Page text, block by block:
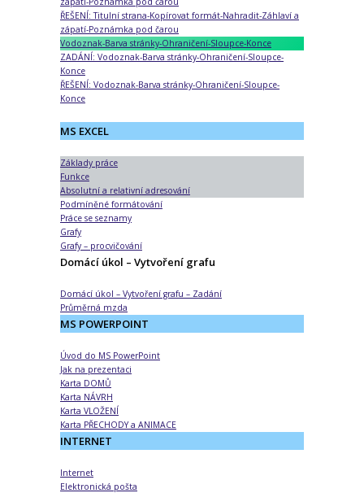
ŘEŠENÍ: Titulní strana-Kopírovat formát-Nahradit-Záhlaví a
zápatí-Poznámka pod čarou
Vodoznak-Barva stránky-Ohraničení-Sloupce-Konce
ZADÁNÍ: Vodoznak-Barva stránky-Ohraničení-Sloupce-
Konce
ŘEŠENÍ: Vodoznak-Barva stránky-Ohraničení-Sloupce-
Konce
MS EXCEL
Základy práce
Funkce
Absolutní a relativní adresování
Podmíněné formátování
Práce se seznamy
Grafy
Grafy – procvičování
Domácí úkol – Vytvoření grafu
Domácí úkol – Vytvoření grafu – Zadání
Průměrná mzda
MS POWERPOINT
Úvod do MS PowerPoint
Jak na prezentaci
Karta DOMŮ
Karta NÁVRH
Karta VLOŽENÍ
Karta PŘECHODY a ANIMACE
INTERNET
Internet
Elektronická pošta